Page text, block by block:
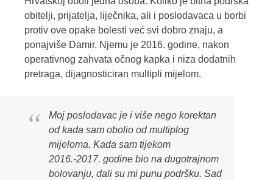
obitelji, prijatelja, liječnika, ali i poslodavaca u borbi
protiv ove opake bolesti već svi dobro znaju, a
ponajviše Damir. Njemu je 2016. godine, nakon
operativnog zahvata očnog kapka i niza dodatnih
pretraga, dijagnosticiran multipli mijelom.
Moj poslodavac je i više nego korektan
od kada sam obolio od multiplog
mijeloma. Kada sam tijekom
2016.-2017. godine bio na dugotrajnom
bolovanju, dali su mi punu podršku. Sad